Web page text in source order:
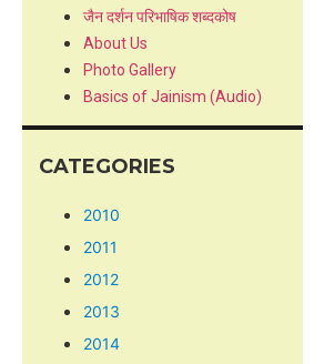
जैन दर्शन परिभाषिक शब्दकोष
About Us
Photo Gallery
Basics of Jainism (Audio)
CATEGORIES
2010
2011
2012
2013
2014